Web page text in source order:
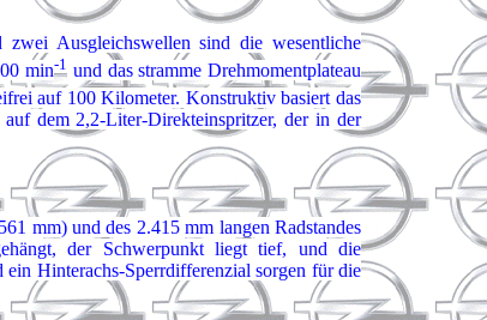
zwei Ausgleichswellen sind die wesentliche
min-1 und das stramme Drehmomentplateau
auf 100 Kilometer. Konstruktiv basiert das
dem 2,2-Liter-Direkteinspritzer, der in der
mm) und des 2.415 mm langen Radstandes
der Schwerpunkt liegt tief, und die
Hinterachs-Sperrdifferenzial sorgen für die